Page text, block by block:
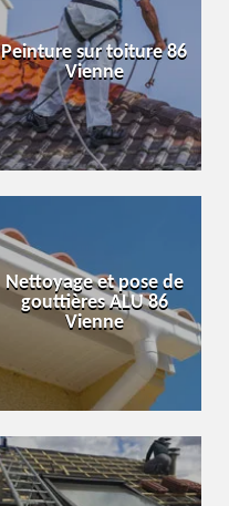
Peinture sur toiture 86
Vienne
Nettoyage et pose de
gouttières ALU 86
Vienne